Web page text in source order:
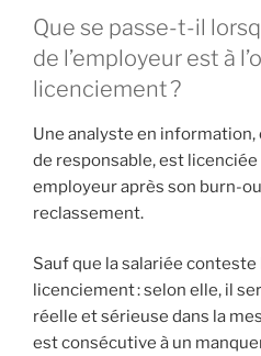
Que se passe-t-il
de l’employeur est à
licenciement ?
Une analyste en
de responsable, est
employeur après son burn-
reclassement.
Sauf que la salariée
licenciement : selon elle, il
réelle et sérieuse dans la
est consécutive à un